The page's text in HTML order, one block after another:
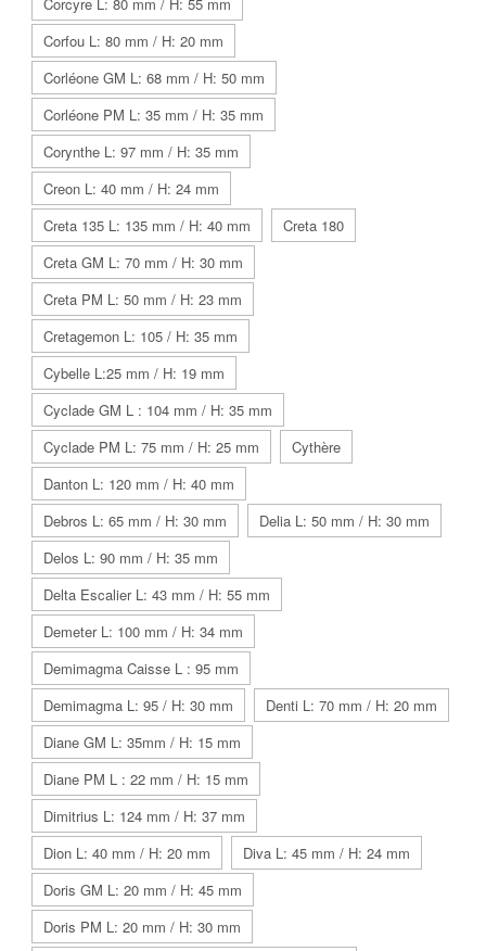
Corfou L: 80 mm / H: 20 mm
Corléone GM L: 68 mm / H: 50 mm
Corléone PM L: 35 mm / H: 35 mm
Corynthe L: 97 mm / H: 35 mm
Creon L: 40 mm / H: 24 mm
Creta 135 L: 135 mm / H: 40 mm
Creta 180
Creta GM L: 70 mm / H: 30 mm
Creta PM L: 50 mm / H: 23 mm
Cretagemon L: 105 / H: 35 mm
Cybelle L:25 mm / H: 19 mm
Cyclade GM L : 104 mm / H: 35 mm
Cyclade PM L: 75 mm / H: 25 mm
Cythère
Danton L: 120 mm / H: 40 mm
Debros L: 65 mm / H: 30 mm
Delia L: 50 mm / H: 30 mm
Delos L: 90 mm / H: 35 mm
Delta Escalier L: 43 mm / H: 55 mm
Demeter L: 100 mm / H: 34 mm
Demimagma Caisse L : 95 mm
Demimagma L: 95 / H: 30 mm
Denti L: 70 mm / H: 20 mm
Diane GM L: 35mm / H: 15 mm
Diane PM L : 22 mm / H: 15 mm
Dimitrius L: 124 mm / H: 37 mm
Dion L: 40 mm / H: 20 mm
Diva L: 45 mm / H: 24 mm
Doris GM L: 20 mm / H: 45 mm
Doris PM L: 20 mm / H: 30 mm